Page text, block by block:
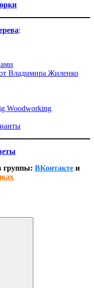
:
Владимира Жиленко
Woodworking
группы: ВКонтактеи